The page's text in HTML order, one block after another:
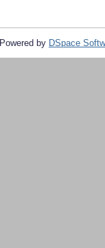
Powered by DSpace